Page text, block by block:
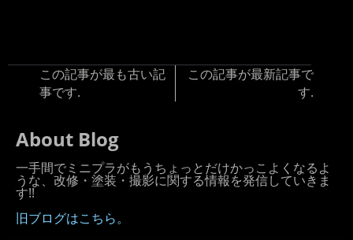
この記事が最も古い記
事です.
この記事が最新記事で
す.
About Blog
一手間でミニプラがもうちょっとだけかっこよくなるよ
うな、改修・塗装・撮影に関する情報を発信していきま
す!!
旧ブログはこちら。